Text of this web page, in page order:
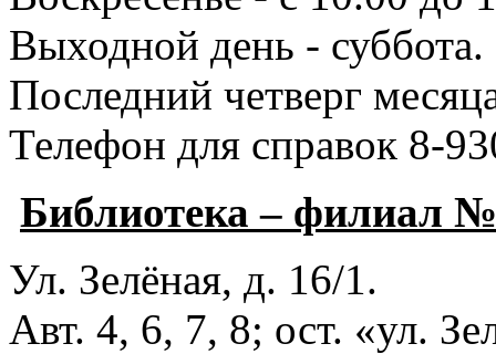
Выходной день - суббота.
Последний четверг
Телефон для справок 8-
Библиотека – филиал
Ул. Зелёная, д. 16/1.
Авт. 4, 6, 7, 8; ост. «ул.